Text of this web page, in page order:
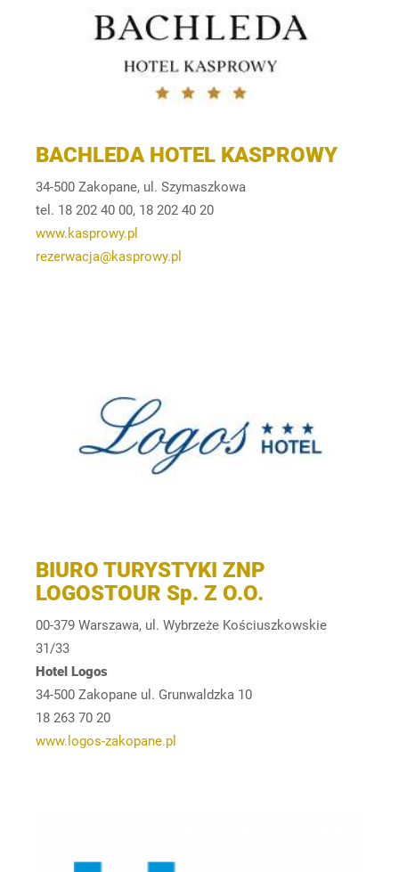
BACHLEDA HOTEL KASPROWY
34-500 Zakopane, ul. Szymaszkowa
tel. 18 202 40 00, 18 202 40 20
www.kasprowy.pl
rezerwacja@kasprowy.pl
BIURO TURYSTYKI ZNP
LOGOSTOUR Sp. Z O.O.
00-379 Warszawa, ul. Wybrzeże Kościuszkowskie
31/33
Hotel Logos
34-500 Zakopane ul. Grunwaldzka 10
18 263 70 20
www.logos-zakopane.pl